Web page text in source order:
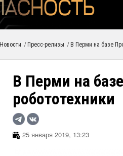
Новости / Пресс-релизы / В Перми на базе
В Перми на
робототехники
25 января 2019, 13:23